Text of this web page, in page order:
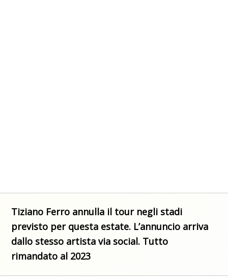
Tiziano Ferro annulla il tour negli stadi
previsto per questa estate. L’annuncio arriva
dallo stesso artista via social. Tutto
rimandato al 2023